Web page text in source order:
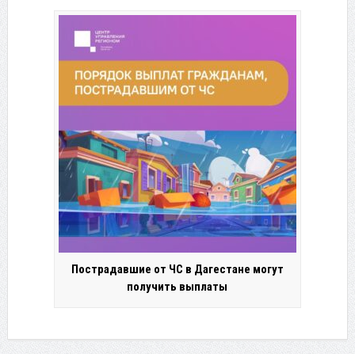
Пострадавшие от ЧС в Дагестане могут
получить выплаты